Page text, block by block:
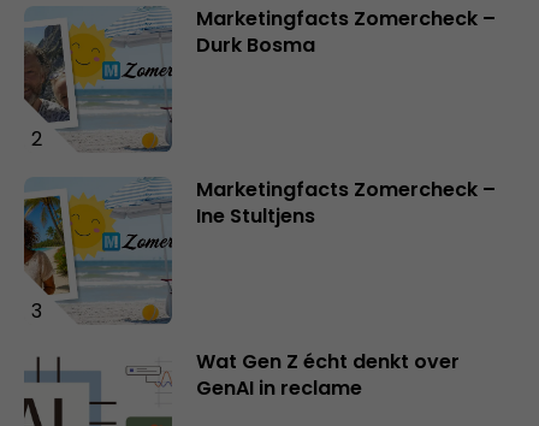
2
Marketingfacts Zomercheck –
Durk Bosma
3
Marketingfacts Zomercheck –
Ine Stultjens
Wat Gen Z écht denkt over
GenAI in reclame